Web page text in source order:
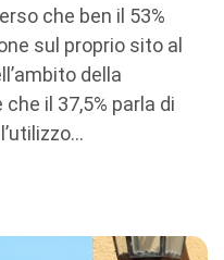
che ben il 53%
sul proprio sito al
della
il 37,5% parla di